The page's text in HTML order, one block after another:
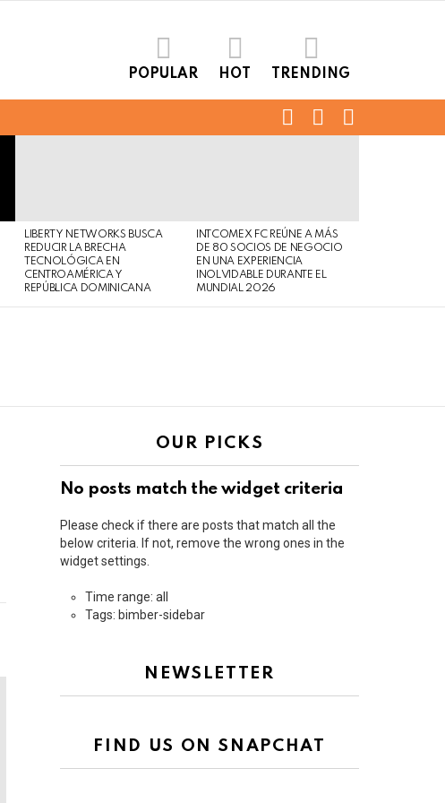
POPULAR HOT TRENDING
FOLLOWSEARCH
LIBERTY NETWORKS BUSCA
REDUCIR LA BRECHA
TECNOLÓGICA EN
CENTROAMÉRICA Y
REPÚBLICA DOMINICANA
INTCOMEX FC REÚNE A MÁS
DE 80 SOCIOS DE NEGOCIO
EN UNA EXPERIENCIA
INOLVIDABLE DURANTE EL
MUNDIAL 2026
OUR PICKS
No posts match the widget criteria
Please check if there are posts that match all the
below criteria. If not, remove the wrong ones in the
widget settings.
Time range: all
Tags: bimber-sidebar
NEWSLETTER
FIND US ON SNAPCHAT